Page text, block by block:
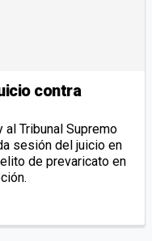
contra
Tribunal Supremo
sesión del juicio en
de prevaricato en